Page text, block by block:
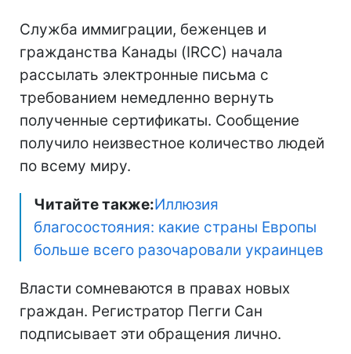
Служба иммиграции, беженцев и
гражданства Канады (IRCC) начала
рассылать электронные письма с
требованием немедленно вернуть
полученные сертификаты. Сообщение
получило неизвестное количество людей
по всему миру.
Читайте также:Иллюзия
благосостояния: какие страны Европы
больше всего разочаровали украинцев
Власти сомневаются в правах новых
граждан. Регистратор Пегги Сан
подписывает эти обращения лично.